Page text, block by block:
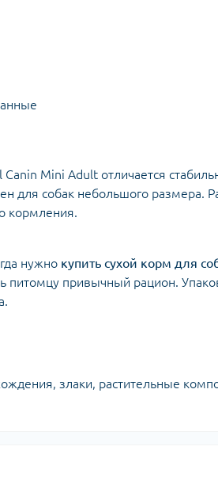
Mini Adult отличается
для собак небольшого размера.
кормления.
нужно купить сухой корм для
питомцу привычный рацион.
злаки, растительные